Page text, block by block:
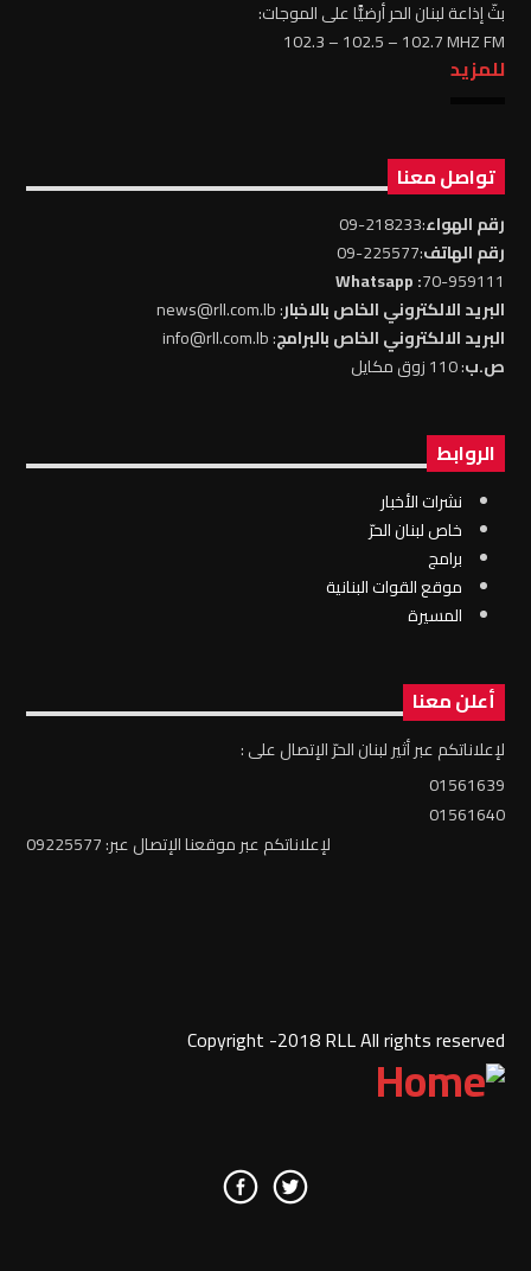
بثّ إذاعة لبنان الحر أرضيًّا على الموجات:
102.3 – 102.5 – 102.7 MHZ FM
للمزيد
تواصل معنا
رقم الهواء:218233-09
رقم الهاتف:225577-09
70-959111
: Whatsapp
البريد الالكتروني الخاص بالاخبار: news@rll.com.lb
البريد الالكتروني الخاص بالبرامج: info@rll.com.lb
ص.ب: 110 زوق مكايل
الروابط
نشرات الأخبار
خاص لبنان الحرّ
برامج
موقع القوات البنانية
المسيرة
أعلن معنا
لإعلاناتكم عبر أثير لبنان الحرّ الإتصال على :
01561639
01561640
لإعلاناتكم عبر موقعنا الإتصال عبر: 09225577
Copyright -2018 RLL All rights reserved